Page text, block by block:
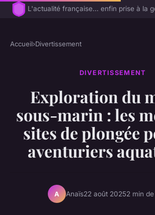
L'actualité française... enfin prise à la
Accueil›Divertissement
DIVERTISSEMENT
Exploration du
sous-marin : les
sites de plongée
aventuriers
A Anaïs22 août 20252 min